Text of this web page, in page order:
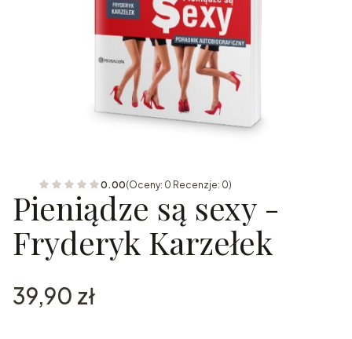
0.00(Oceny: 0 Recenzje: 0)
Pieniądze są sexy -
Fryderyk Karzełek
Cena
39,90 zł